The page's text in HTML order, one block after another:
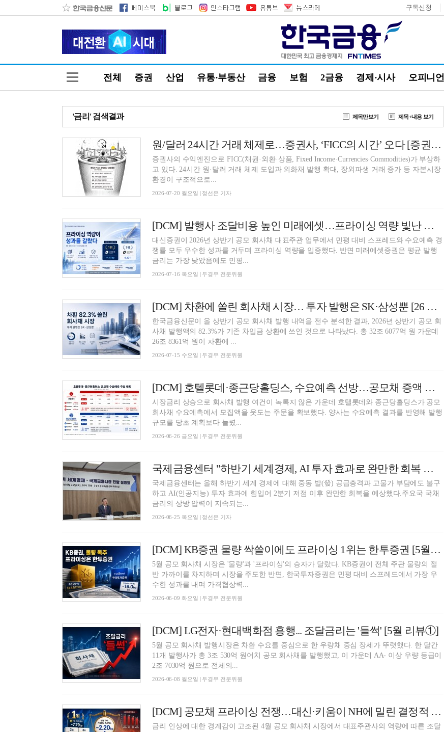
구독신청
전체 증권 산업 유통·부동산 금융 보험 2금융 경제·시사 오피니언
'금리' 검색결과 제목만보기 제목+내용 보기
원/달러 24시간 거래 체제로…증권사, ‘FICC의 시간’ 오다 [증권사 수익엔진 FICC (상)]
증권사의 수익엔진으로 FICC(채권·외환·상품, Fixed Income·Currencies·Commodities)가 부상하
고 있다. 24시간 원·달러 거래 체제 도입과 외화채 발행 확대, 장외파생 거래 증가 등 자본시장
환경이 구조적으로...
2026-07-20 월요일 | 정선은 기자
[DCM] 발행사 조달비용 높인 미래에셋…프라이싱 역량 빛난 대신증권 [26 상반기 리뷰④]
대신증권이 2026년 상반기 공모 회사채 대표주관 업무에서 민평 대비 스프레드와 수요예측 경
쟁률 모두 우수한 성과를 거두며 프라이싱 역량을 입증했다. 반면 미래에셋증권은 평균 발행
금리는 가장 낮았음에도 민평...
2026-07-16 목요일 | 두경우 전문위원
[DCM] 차환에 쏠린 회사채 시장… 투자 발행은 SK·삼성뿐 [26 상반기 리뷰③]
한국금융신문이 올 상반기 공모 회사채 발행 내역을 전수 분석한 결과, 2026년 상반기 공모 회
사채 발행액의 82.3%가 기존 차입금 상환에 쓰인 것으로 나타났다. 총 32조 6077억 원 가운데
26조 8361억 원이 차환에 ...
2026-07-15 수요일 | 두경우 전문위원
[DCM] 호텔롯데·종근당홀딩스, 수요예측 선방…공모채 증액 발행
시장금리 상승으로 회사채 발행 여건이 녹록지 않은 가운데 호텔롯데와 종근당홀딩스가 공모
회사채 수요예측에서 모집액을 웃도는 주문을 확보했다. 양사는 수요예측 결과를 반영해 발행
규모를 당초 계획보다 늘렸...
2026-06-26 금요일 | 두경우 전문위원
국제금융센터 "하반기 세계경제, AI 투자 효과로 완만한 회복 예상…고금리·강달러·유가 리스크"
국제금융센터는 올해 하반기 세계 경제에 대해 중동 발(發) 공급충격과 고물가 부담에도 불구
하고 AI(인공지능) 투자 효과에 힘입어 2분기 저점 이후 완만한 회복을 예상했다.주요국 국채
금리의 상방 압력이 지속되는...
2026-06-25 목요일 | 정선은 기자
[DCM] KB증권 물량 싹쓸이에도 프라이싱 1위는 한투증권 [5월 리뷰②]
5월 공모 회사채 시장은 '물량'과 '프라이싱'의 승자가 달랐다. KB증권이 전체 주관 물량의 절
반 가까이를 차지하며 시장을 주도한 반면, 한국투자증권은 민평 대비 스프레드에서 가장 우
수한 성과를 내며 가격협상력...
2026-06-09 화요일 | 두경우 전문위원
[DCM] LG전자·현대백화점 흥행... 조달금리는 '들썩' [5월 리뷰①]
5월 공모 회사채 발행시장은 차환 수요를 중심으로 한 우량채 중심 장세가 뚜렷했다. 한 달간
11개 발행사가 총 3조 530억 원어치 공모 회사채를 발행했고, 이 가운데 AA- 이상 우량 등급이
2조 7030억 원으로 전체의...
2026-06-08 월요일 | 두경우 전문위원
[DCM] 공모채 프라이싱 전쟁…대신·키움이 NH에 밀린 결정적 이유 [4월 리뷰④]
금리 인상에 대한 경계감이 고조된 4월 공모 회사채 시장에서 대표주관사의 역량에 따른 조달